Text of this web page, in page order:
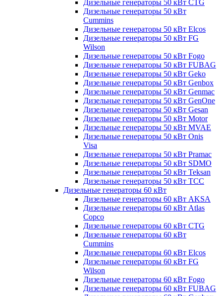
Дизельные генераторы 50 кВт CTG
Дизельные генераторы 50 кВт
Cummins
Дизельные генераторы 50 кВт Elcos
Дизельные генераторы 50 кВт FG
Wilson
Дизельные генераторы 50 кВт Fogo
Дизельные генераторы 50 кВт FUBAG
Дизельные генераторы 50 кВт Geko
Дизельные генераторы 50 кВт Genbox
Дизельные генераторы 50 кВт Genmac
Дизельные генераторы 50 кВт GenOne
Дизельные генераторы 50 кВт Gesan
Дизельные генераторы 50 кВт Motor
Дизельные генераторы 50 кВт MVAE
Дизельные генераторы 50 кВт Onis
Visa
Дизельные генераторы 50 кВт Pramac
Дизельные генераторы 50 кВт SDMO
Дизельные генераторы 50 кВт Teksan
Дизельные генераторы 50 кВт ТСС
Дизельные генераторы 60 кВт
Дизельные генераторы 60 кВт AKSA
Дизельные генераторы 60 кВт Atlas
Copco
Дизельные генераторы 60 кВт CTG
Дизельные генераторы 60 кВт
Cummins
Дизельные генераторы 60 кВт Elcos
Дизельные генераторы 60 кВт FG
Wilson
Дизельные генераторы 60 кВт Fogo
Дизельные генераторы 60 кВт FUBAG